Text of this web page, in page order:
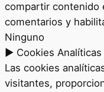
compartir contenido
comentarios y
Ninguno
► Cookies Analíticas
Las cookies
visitantes,